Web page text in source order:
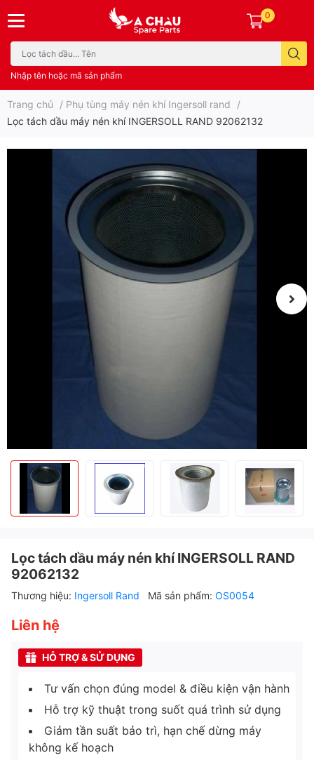
Nhập tên hoặc mã sản phẩm
0
Trang chủ / Phụ tùng máy nén khí Ingersoll rand
/
Lọc tách dầu máy nén khí INGERSOLL RAND 92062132
Lọc tách dầu máy nén khí INGERSOLL RAND
92062132
Thương hiệu: Ingersoll Rand Mã sản phẩm: OS0054
Liên hệ
HỖ TRỢ & SỬ DỤNG
Tư vấn chọn đúng model & điều kiện vận hành
Hỗ trợ kỹ thuật trong suốt quá trình sử dụng
Giảm tần suất bảo trì, hạn chế dừng máy
không kế hoạch